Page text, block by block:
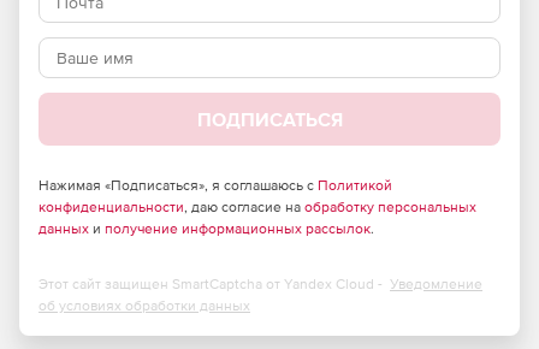
Генерация поддержек: Программа может
автоматически генерировать поддерживающие
быть напечатаны без дополнительной поддержки.
возможность просмотра модели по слоям, что
позволяет обнаружить потенциальные проблемы до
начала печати.
ПОДПИСАТЬСЯ
Нажимая «Подписаться», я соглашаюсь с Политикой
конфиденциальности, даю согласие на обработку персональных
данных и получение информационных рассылок.
Этот сайт защищен SmartCaptcha от Yandex Cloud - Уведомление
об условиях обработки данных